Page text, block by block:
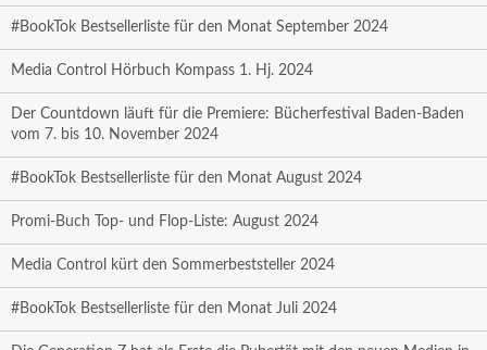
#BookTok Bestsellerliste für den Monat September 2024
Media Control Hörbuch Kompass 1. Hj. 2024
Der Countdown läuft für die Premiere: Bücherfestival Baden-Baden
vom 7. bis 10. November 2024
#BookTok Bestsellerliste für den Monat August 2024
Promi-Buch Top- und Flop-Liste: August 2024
Media Control kürt den Sommerbeststeller 2024
#BookTok Bestsellerliste für den Monat Juli 2024